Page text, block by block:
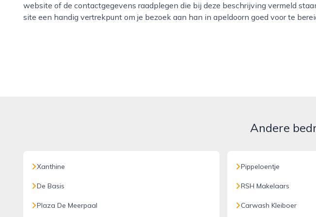
website of de contactgegevens raadplegen die bij deze beschrijving vermeld
site een handig vertrekpunt om je bezoek aan han in apeldoorn goed voor te
Andere
Xanthine
De Basis
Plaza De Meerpaal
Pippeloentje
RSH Makelaars
Carwash Kleiboer